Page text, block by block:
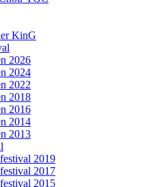
KinG
2026
2024
2022
2018
2016
2014
2013
2019
2017
2015